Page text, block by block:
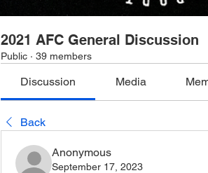
2021 AFC General Discussion
Public · 39 members
Discussion Media
Back
Anonymous
September 17, 2023